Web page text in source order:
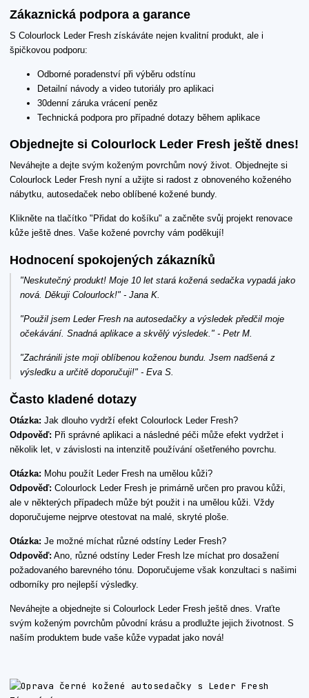
Zákaznická podpora a garance
S Colourlock Leder Fresh získáváte nejen kvalitní produkt, ale i
špičkovou podporu:
Odborné poradenství při výběru odstínu
Detailní návody a video tutoriály pro aplikaci
30denní záruka vrácení peněz
Technická podpora pro případné dotazy během aplikace
Objednejte si Colourlock Leder Fresh ještě dnes!
Neváhejte a dejte svým koženým povrchům nový život. Objednejte si
Colourlock Leder Fresh nyní a užijte si radost z obnoveného koženého
nábytku, autosedaček nebo oblíbené kožené bundy.
Klikněte na tlačítko "Přidat do košíku" a začněte svůj projekt renovace
kůže ještě dnes. Vaše kožené povrchy vám poděkují!
Hodnocení spokojených zákazníků
"Neskutečný produkt! Moje 10 let stará kožená sedačka vypadá jako
nová. Děkuji Colourlock!" - Jana K.
"Použil jsem Leder Fresh na autosedačky a výsledek předčil moje
očekávání. Snadná aplikace a skvělý výsledek." - Petr M.
"Zachránili jste moji oblíbenou koženou bundu. Jsem nadšená z
výsledku a určitě doporučuji!" - Eva S.
Často kladené dotazy
Otázka: Jak dlouho vydrží efekt Colourlock Leder Fresh?
Odpověď: Při správné aplikaci a následné péči může efekt vydržet i
několik let, v závislosti na intenzitě používání ošetřeného povrchu.
Otázka: Mohu použít Leder Fresh na umělou kůži?
Odpověď: Colourlock Leder Fresh je primárně určen pro pravou kůži,
ale v některých případech může být použit i na umělou kůži. Vždy
doporučujeme nejprve otestovat na malé, skryté ploše.
Otázka: Je možné míchat různé odstíny Leder Fresh?
Odpověď: Ano, různé odstíny Leder Fresh lze míchat pro dosažení
požadovaného barevného tónu. Doporučujeme však konzultaci s našimi
odborníky pro nejlepší výsledky.
Neváhejte a objednejte si Colourlock Leder Fresh ještě dnes. Vraťte
svým koženým povrchům původní krásu a prodlužte jejich životnost. S
naším produktem bude vaše kůže vypadat jako nová!